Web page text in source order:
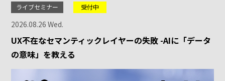
ライブセミナー 受付中
2026.08.26 Wed.
UX不在なセマンティックレイヤーの失敗 -AIに「データ
の意味」を教える